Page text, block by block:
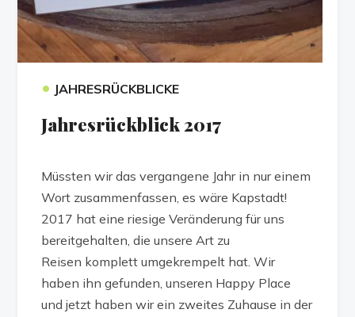
• JAHRESRÜCKBLICKE
Jahresrückblick 2017
Müssten wir das vergangene Jahr in nur einem
Wort zusammenfassen, es wäre Kapstadt!
2017 hat eine riesige Veränderung für uns
bereitgehalten, die unsere Art zu
Reisen komplett umgekrempelt hat. Wir
haben ihn gefunden, unseren Happy Place
und jetzt haben wir ein zweites Zuhause in der